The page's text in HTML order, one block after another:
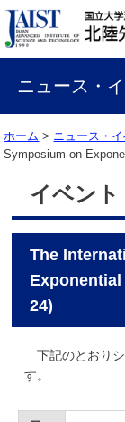
国
学
法
人
先
端
ニュース・
ホーム > ニュース・イ
Symposium on
イベント
The
Exponential
24)
下記のとおりシ
す。